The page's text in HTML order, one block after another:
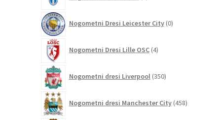
Nogometni Dresi Leicester City 0izdelkov
Nogometni Dresi Lille OSC 4izdelki
Nogometni dresi Liverpool 350izdelkov
Nogometni dresi Manchester City 458izdelkov